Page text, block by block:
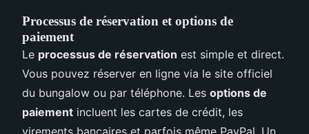
Processus de réservation et options de
paiement
Le processus de réservation est simple et direct.
Vous pouvez réserver en ligne via le site officiel
du bungalow ou par téléphone. Les options de
paiement incluent les cartes de crédit, les
virements bancaires et parfois même PayPal. Un